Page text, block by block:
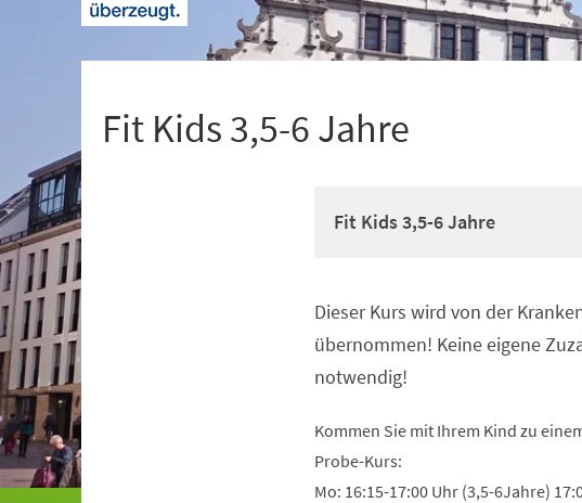
Fit Kids 3,5-6 Jahre
Fit Kids 3,5-6 Jahre
Dieser Kurs wird von der
übernommen! Keine eigene
notwendig!
Kommen Sie mit Ihrem Kind zu
Probe-Kurs:
Mo: 16:15-17:00 Uhr (3,5-6Jahre)